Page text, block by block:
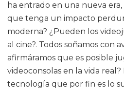
ha entrado en una nueva
que tenga un impacto
moderna? ¿Pueden los
al cine?. Todos soñamos con
afirmáramos que es posible
videoconsolas en la vida
tecnología que por fin es lo